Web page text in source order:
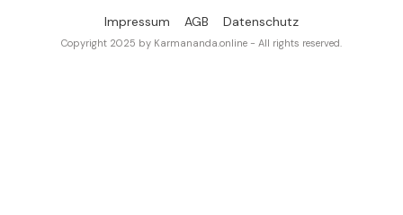
Impressum AGB Datenschutz
Copyright 2025 by Karmananda.online - All rights reserved.